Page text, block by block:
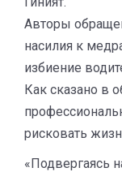
Авторы
насилия к
избиение
Как сказано в
рисковать
«Подвергаясь